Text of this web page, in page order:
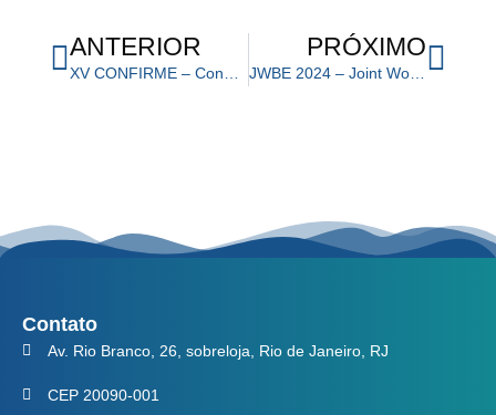
Anterior
ANTERIOR PRÓXIMO
JWBE 2024 – Joint Workshop on Biomedical Engineering UFABC-UNIFESP
Contato
Av. Rio Branco, 26, sobreloja, Rio de Janeiro, RJ
CEP 20090-001